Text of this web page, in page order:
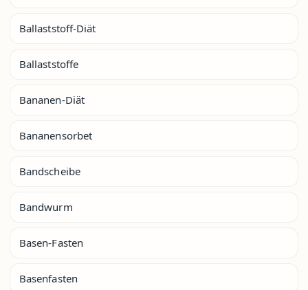
Ballaststoff-Diät
Ballaststoffe
Bananen-Diät
Bananensorbet
Bandscheibe
Bandwurm
Basen-Fasten
Basenfasten